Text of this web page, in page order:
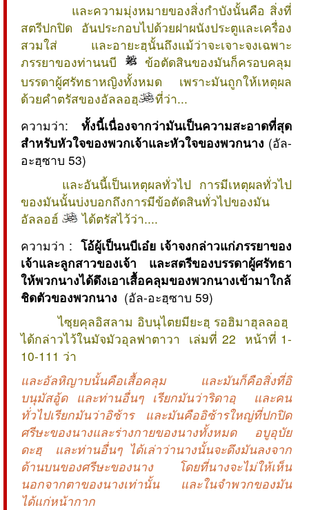
และความมุ่งหมายของสิ่งกำบังนั้นคือ สิ่งที่
สตรีปกปิด อันประกอบไปด้วยฝาผนังประตูและเครื่อง
สวมใส่ และอายะฮฺนั้นถึงแม้ว่าจะเจาะจงเฉพาะ
ภรรยาของท่านนบี
ข้อตัดสินของมันก็ครอบคลุม
บรรดาผู้ศรัทธาหญิงทั้งหมด เพราะมันถูกให้เหตุผล
ด้วยคำตรัสของอัลลอฮฺ
ที่ว่า...
ความว่า: ทั้งนี้เนื่องจากว่ามันเป็นความสะอาดที่สุด
สำหรับหัวใจของพวกเจ้าและหัวใจของพวกนาง (อัล-
อะฮฺซาบ 53)
และอันนี้เป็นเหตุผลทั่วไป การมีเหตุผลทั่วไป
ของมันนั้นบ่งบอกถึงการมีข้อตัดสินทั่วไปของมัน
อัลลอฮ์
ได้ตรัสไว้ว่า....
ความว่า : โอ้ผู้เป็นนบีเอ๋ย เจ้าจงกล่าวแก่ภรรยาของ
เจ้าและลูกสาวของเจ้า และสตรีของบรรดาผู้ศรัทธา
ให้พวกนางได้ดึงเอาเสื้อคลุมของพวกนางเข้ามาใกล้
ชิดตัวของพวกนาง (อัล-อะฮฺซาบ 59)
ไซฺยคุลอิสลาม อิบนุไตยมียะฮฺ รอฮิมาฮุลลอฮฺ
ได้กล่าวไว้ในมัจมัวอุลฟาตาวา เล่มที่ 22 หน้าที่ 1-
10-111 ว่า
และอัลหิญาบนั้นคือเสื้อคลุม และมันก็คือสิ่งที่อิ
บนุมัสอู้ด และท่านอื่นๆ เรียกมันว่าริดาอฺ และคน
ทั่วไปเรียกมันว่าอิซ้าร และมันคืออิซ้ารใหญ่ที่ปกปิด
ศรีษะของนางและร่างกายของนางทั้งหมด อบูอุบัย
ดะฮฺ และท่านอื่นๆ ได้เล่าว่านางนั้นจะดึงมันลงจาก
ด้านบนของศรีษะของนาง โดยที่นางจะไม่ให้เห็น
นอกจากตาของนางเท่านั้น และในจำพวกของมัน
ได้แก่หน้ากาก